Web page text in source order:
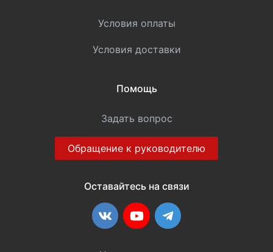
Условия оплаты
Условия доставки
Помощь
Задать вопрос
Обращение к руководителю
Оставайтесь на связи
ВКонтакте
YouTubeTelegram